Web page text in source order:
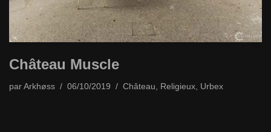
Château Muscle
par Arkhøss 06/10/2019 Château Religieux Urbex